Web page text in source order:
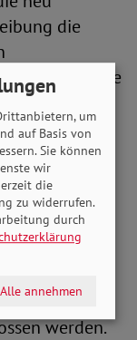
die
ist die
nach §
Senkungen
ein
der
geltenden
werden.
um
auf Basis von
Sie können
wir
die
zu widerrufen.
durch
Alle annehmen